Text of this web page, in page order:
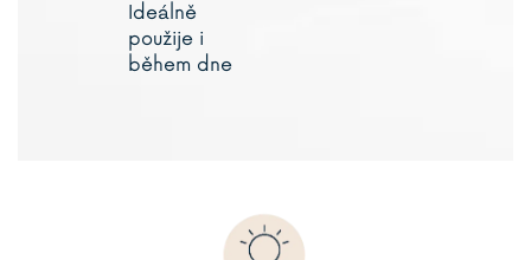
Ideálně
použije i
během dne